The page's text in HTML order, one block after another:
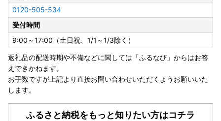
何かご不明な点やご質問がございましたら、お気軽にお問い
合わせください。
0120-505-534
受付時間
9:00～17:00（土日祝、1/1～1/3除く）
返礼品の配送時期や不備などに関しては「ふるなび」からはお答
えできかねます。
お手数ですが上記より直接お問い合わせいただくようお願いいた
します。
ふるさと納税をもっと知りたい方はコチラ